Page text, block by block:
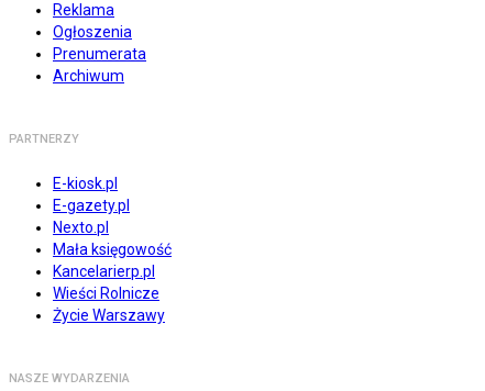
Reklama
Ogłoszenia
Prenumerata
Archiwum
PARTNERZY
E-kiosk.pl
E-gazety.pl
Nexto.pl
Mała księgowość
Kancelarierp.pl
Wieści Rolnicze
Życie Warszawy
NASZE WYDARZENIA